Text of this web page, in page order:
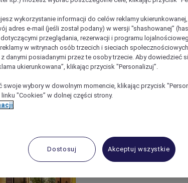
wykorzystanie informacji do celów reklamy
adres e-mail (jeśli został podany) w wersji "shashowanej”
przeglądania, rezerwacji i programu
w witrynach osób trzecich i sieciach
danymi posiadanymi przez te osoby trzecie. Aby dowiedzieć
ukierunkowana”, klikając przycisk "Personalizuj”.
swoje wybory w dowolnym momencie, klikając przycisk
"Cookies” w dolnej części strony.
Dostosuj Akceptuj wszystkie